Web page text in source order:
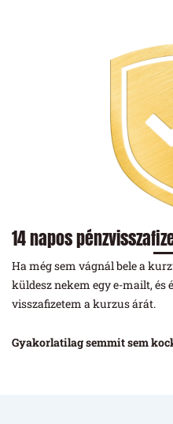
14 napos
Ha még sem vágnál bele a
küldesz nekem egy e-mailt, és
visszafizetem a kurzus árát.
Gyakorlatilag semmit sem